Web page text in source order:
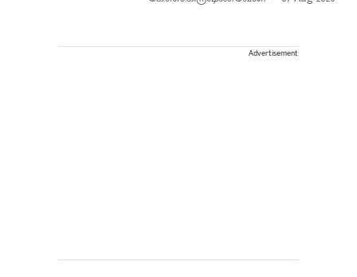
Advertisement